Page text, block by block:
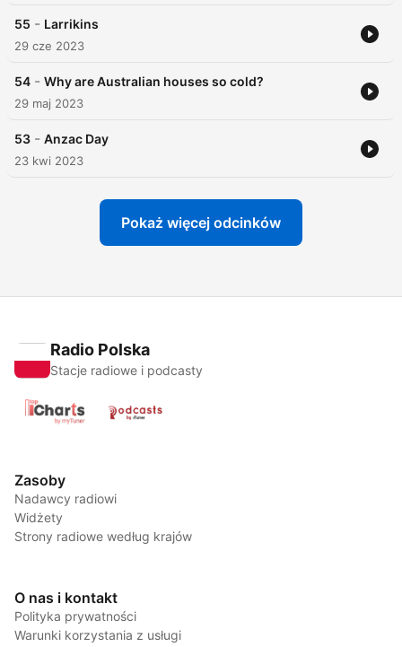
55 - Larrikins
29 cze 2023
54 - Why are Australian houses so cold?
29 maj 2023
53 - Anzac Day
23 kwi 2023
Pokaż więcej odcinków
Radio Polska
Stacje radiowe i podcasty
Zasoby
Nadawcy radiowi
Widżety
Strony radiowe według krajów
O nas i kontakt
Polityka prywatności
Warunki korzystania z usługi